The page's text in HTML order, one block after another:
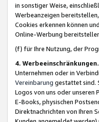
in sonstiger Weise,
Werbeanzeigen
Cookies erkennen können
Online-Werbung
(f) für Ihre Nutzung, der
4. Werbeeinschränkungen.
Unternehmen oder in
Vereinbarung gestattet sind.
Logos von uns oder unseren
E-Books, physischen
Direktnachrichten von Ihren